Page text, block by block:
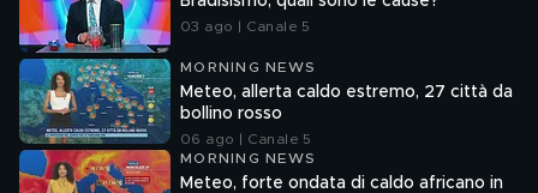
03 ago | Canale 5
MORNING NEWS
Meteo, allerta caldo estremo, 27 città da
bollino rosso
06 ago | Canale 5
MORNING NEWS
Meteo, forte ondata di caldo africano in